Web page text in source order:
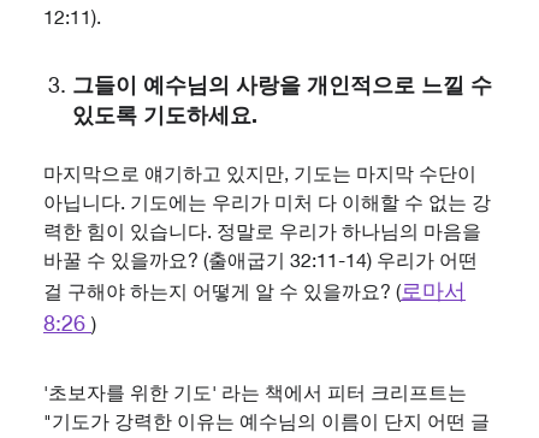
12:11).
그들이 예수님의 사랑을 개인적으로 느낄 수
있도록 기도하세요.
마지막으로 얘기하고 있지만, 기도는 마지막 수단이
아닙니다. 기도에는 우리가 미처 다 이해할 수 없는 강
력한 힘이 있습니다. 정말로 우리가 하나님의 마음을
바꿀 수 있을까요? (출애굽기 32:11-14) 우리가 어떤
걸 구해야 하는지 어떻게 알 수 있을까요? (로마서
8:26 )
'초보자를 위한 기도' 라는 책에서 피터 크리프트는
"기도가 강력한 이유는 예수님의 이름이 단지 어떤 글